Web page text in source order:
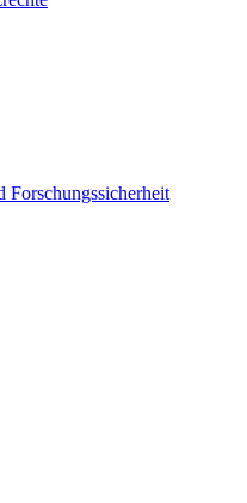
Forschungssicherheit